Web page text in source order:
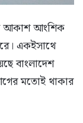
আকাশ আংশিক
একইসাথে
বাংলাদেশ
মতোই থাকার